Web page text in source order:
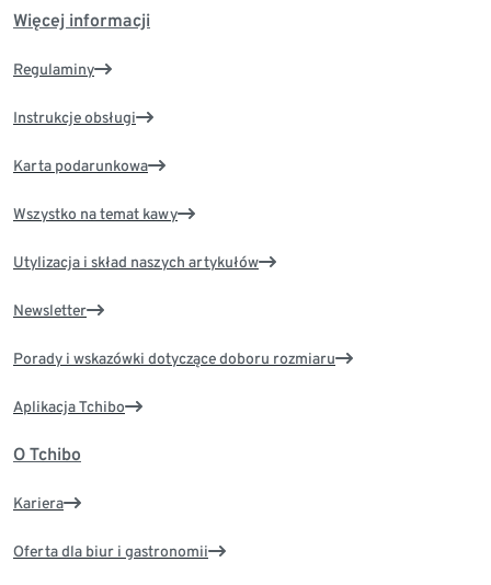
Więcej informacji
Regulaminy
Instrukcje obsługi
Karta podarunkowa
Wszystko na temat kawy
Utylizacja i skład naszych artykułów
Newsletter
Porady i wskazówki dotyczące doboru rozmiaru
Aplikacja Tchibo
O Tchibo
Kariera
Oferta dla biur i gastronomii